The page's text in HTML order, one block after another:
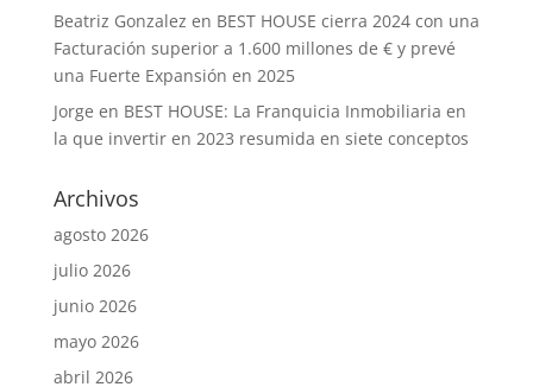
Beatriz Gonzalez en BEST HOUSE cierra 2024 con una
Facturación superior a 1.600 millones de € y prevé
una Fuerte Expansión en 2025
Jorge en BEST HOUSE: La Franquicia Inmobiliaria en
la que invertir en 2023 resumida en siete conceptos
Archivos
agosto 2026
julio 2026
junio 2026
mayo 2026
abril 2026